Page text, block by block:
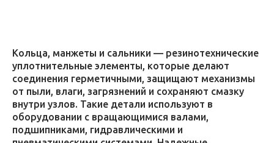
Кольца, манжеты и сальники — резинотехнические
уплотнительные элементы, которые делают
соединения герметичными, защищают механизмы
от пыли, влаги, загрязнений и сохраняют смазку
внутри узлов. Такие детали используют в
оборудовании с вращающимися валами,
подшипниками, гидравлическими и